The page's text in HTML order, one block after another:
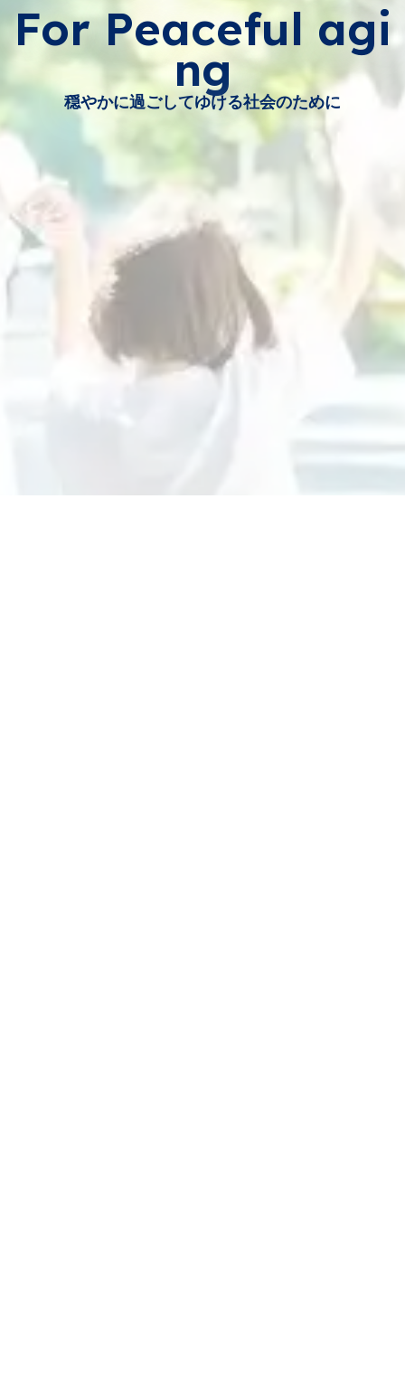
For Peaceful agi
ng
穏やかに過ごしてゆける社会のために